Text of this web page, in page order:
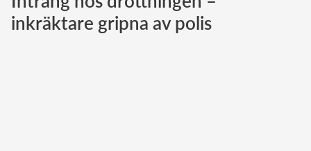
Norska kungahuset
inkräktare gripna av polis